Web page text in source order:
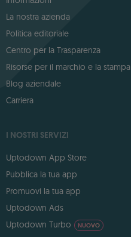
La nostra azienda
Politica editoriale
Centro per la Trasparenza
Risorse per il marchio e la stampa
Blog aziendale
Carriera
I NOSTRI SERVIZI
Uptodown App Store
Pubblica la tua app
Promuovi la tua app
Uptodown Ads
Uptodown Turbo
NUOVO